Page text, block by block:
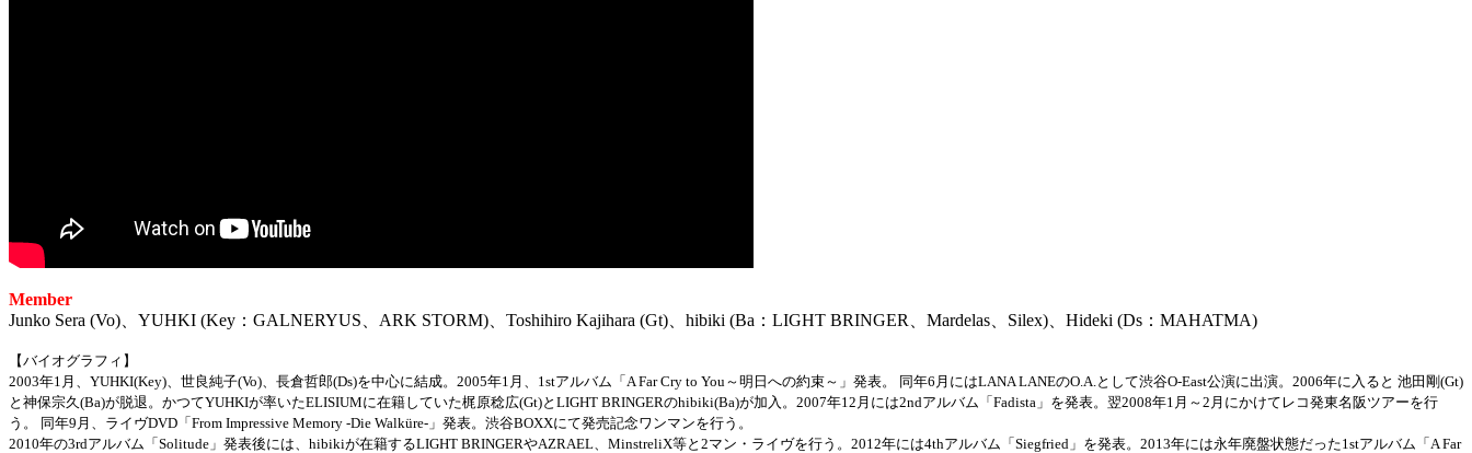
Member
Junko Sera (Vo)、YUHKI (Key：GALNERYUS、ARK STORM)、Toshihiro Kajihara (Gt)、hibiki (Ba：LIGHT BRINGER、Mardelas、Silex)、Hideki (Ds：MAHATMA)
【バイオグラフィ】
2003年1月、YUHKI(Key)、世良純子(Vo)、長倉哲郎(Ds)を中心に結成。2005年1月、1stアルバム「A Far Cry to You～明日への約束～」発表。 同年6月にはLANA LANEのO.A.として渋谷O-East公演に出演。2006年に入ると 池田剛(Gt)
と神保宗久(Ba)が脱退。かつてYUHKIが率いたELISIUMに在籍していた梶原稔広(Gt)とLIGHT BRINGERのhibiki(Ba)が加入。2007年12月には2ndアルバム「Fadista」を発表。翌2008年1月～2月にかけてレコ発東名阪ツアーを行
う。 同年9月、ライヴDVD「From Impressive Memory -Die Walküre-」発表。渋谷BOXXにて発売記念ワンマンを行う。
2010年の3rdアルバム「Solitude」発表後には、hibikiが在籍するLIGHT BRINGERやAZRAEL、MinstreliX等と2マン・ライヴを行う。2012年には4thアルバム「Siegfried」を発表。2013年には永年廃盤状態だった1stアルバム「A Far